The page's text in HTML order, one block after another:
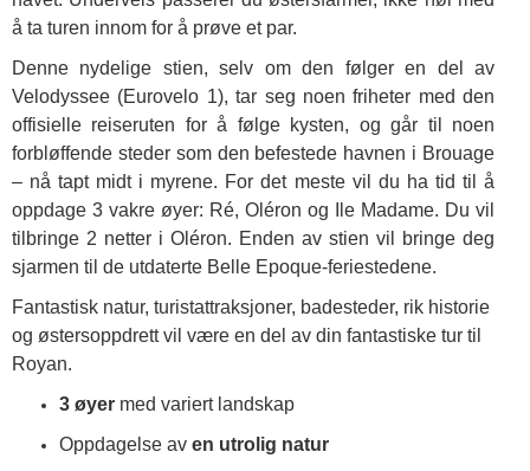
å ta turen innom for å prøve et par.
Denne nydelige stien, selv om den følger en del av
Velodyssee (Eurovelo 1), tar seg noen friheter med den
offisielle reiseruten for å følge kysten, og går til noen
forbløffende steder som den befestede havnen i Brouage
– nå tapt midt i myrene. For det meste vil du ha tid til å
oppdage 3 vakre øyer: Ré, Oléron og Ile Madame. Du vil
tilbringe 2 netter i Oléron. Enden av stien vil bringe deg
sjarmen til de utdaterte Belle Epoque-feriestedene.
Fantastisk natur, turistattraksjoner, badesteder, rik historie
og østersoppdrett vil være en del av din fantastiske tur til
Royan.
3 øyer med variert landskap
Oppdagelse av en utrolig natur